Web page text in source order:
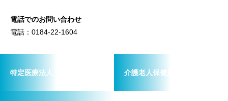
電話でのお問い合わせ
電話：0184-22-1604
特定医療法人 荘和会 介護老人保健施設 しょうわ